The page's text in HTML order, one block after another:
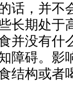
话，并不
长期处于
并没有什
障碍。影
结构或者